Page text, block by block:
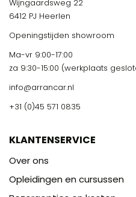
Wijngaardsweg 22
6412 PJ Heerlen
Openingstijden showroom
Ma-vr 9:00-17:00
za 9:30-15:00 (werkplaats
info@arrancar.nl
+31 (0)45 571 0835
KLANTENSERVICE
Over ons
Opleidingen en cursussen